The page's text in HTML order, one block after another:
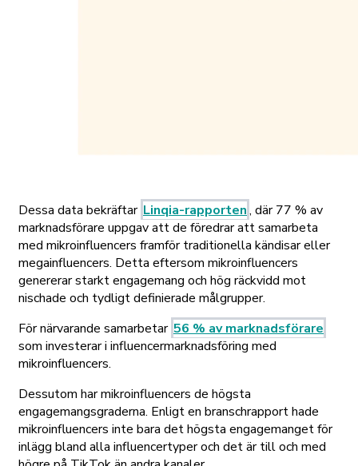
Dessa data bekräftar Linqia-rapporten, där 77 % av
marknadsförare uppgav att de föredrar att samarbeta
med mikroinfluencers framför traditionella kändisar eller
megainfluencers. Detta eftersom mikroinfluencers
genererar starkt engagemang och hög räckvidd mot
nischade och tydligt definierade målgrupper.
För närvarande samarbetar 56 % av marknadsförare
som investerar i influencermarknadsföring med
mikroinfluencers.
Dessutom har mikroinfluencers de högsta
engagemangsgraderna. Enligt en branschrapport hade
mikroinfluencers inte bara det högsta engagemanget för
inlägg bland alla influencertyper och det är till och med